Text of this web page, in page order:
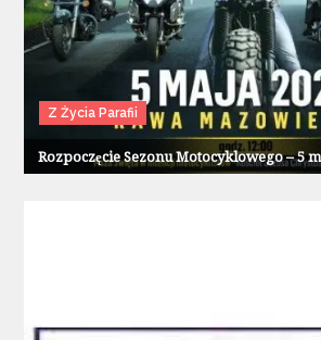
Z Życia Parafii
Rozpoczęcie Sezonu Motocyklowego – 5